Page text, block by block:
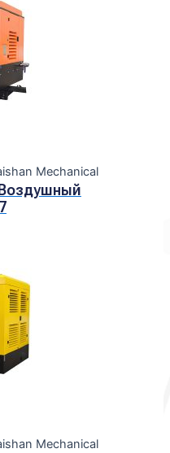
Mechanical
Mechanical